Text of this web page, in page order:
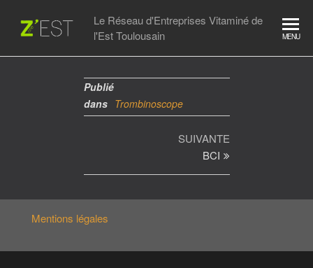
content
Le Réseau d'Entreprises Vitaminé de
l'Est Toulousain
MENU
Publié
dans Trombinoscope
Navigation
Article
suivant
SUIVANTE
BCI
Mentions légales